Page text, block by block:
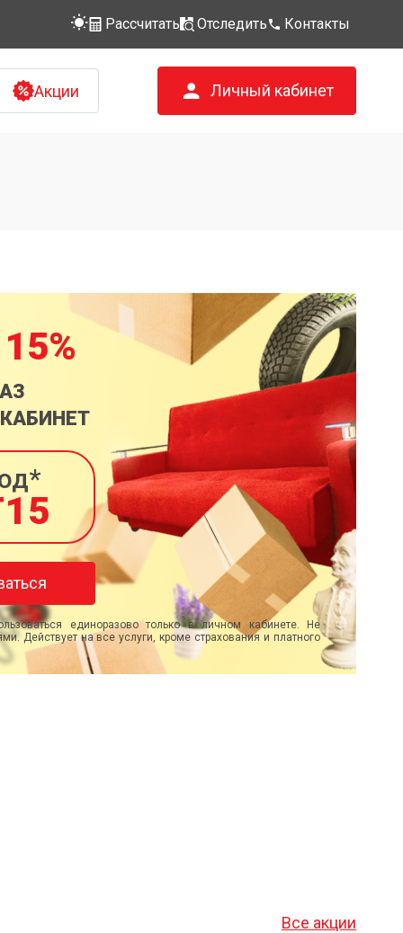
Рассчитать Отследить Контакты
Акции Личный кабинет
единоразово только в личном кабинете. Не
Действует на все услуги, кроме страхования и платного
Все акции